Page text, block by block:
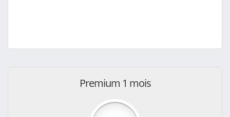
Premium 1 mois